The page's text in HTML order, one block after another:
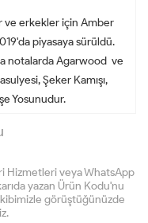
ve erkekler için Amber
piyasaya sürüldü.
notalarda Agarwood ve
Şeker Kamışı,
Yosunudur.
Hizmetleri veya WhatsApp
yazan Ürün Kodu'nu
görüştüğünüzde